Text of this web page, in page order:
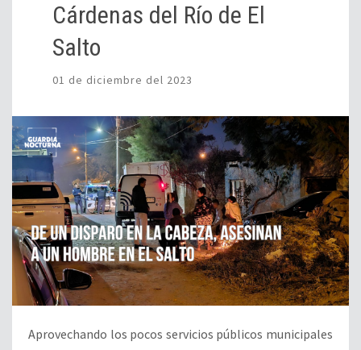
Cárdenas del Río de El
Salto
01 de diciembre del 2023
Aprovechando los pocos servicios públicos municipales